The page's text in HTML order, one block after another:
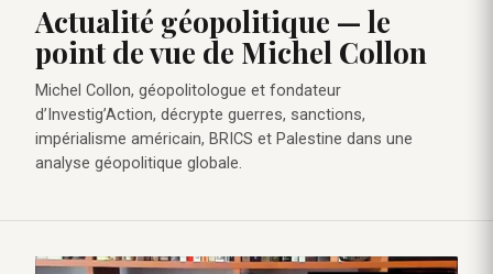
Actualité géopolitique — le
point de vue de Michel Collon
Michel Collon, géopolitologue et fondateur
d’Investig’Action, décrypte guerres, sanctions,
impérialisme américain, BRICS et Palestine dans une
analyse géopolitique globale.